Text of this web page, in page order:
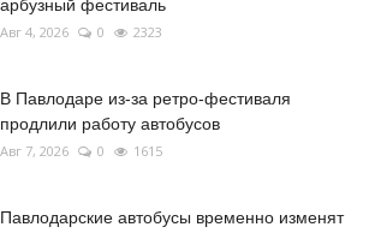
арбузный фестиваль
Авг 4, 2026 0 2323
В Павлодаре из-за ретро-фестиваля
продлили работу автобусов
Авг 7, 2026 0 1615
Павлодарские автобусы временно изменят